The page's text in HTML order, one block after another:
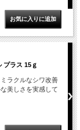
プラス 15ｇ
ラクルなシワ改善
美しさを実感して